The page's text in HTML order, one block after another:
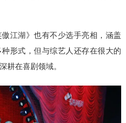
江湖》也有不少选手亮相，涵盖
形式，但与综艺人还存在很大的
耕在喜剧领域。